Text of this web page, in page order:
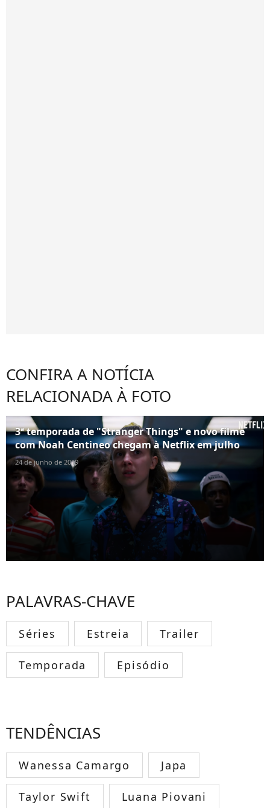
CONFIRA A NOTÍCIA
RELACIONADA À FOTO
3ª temporada de "Stranger Things" e novo filme
com Noah Centineo chegam à Netflix em julho
24 de junho de 2019
PALAVRAS-CHAVE
Séries Estreia Trailer
Temporada Episódio
TENDÊNCIAS
Wanessa Camargo Japa
Taylor Swift Luana Piovani